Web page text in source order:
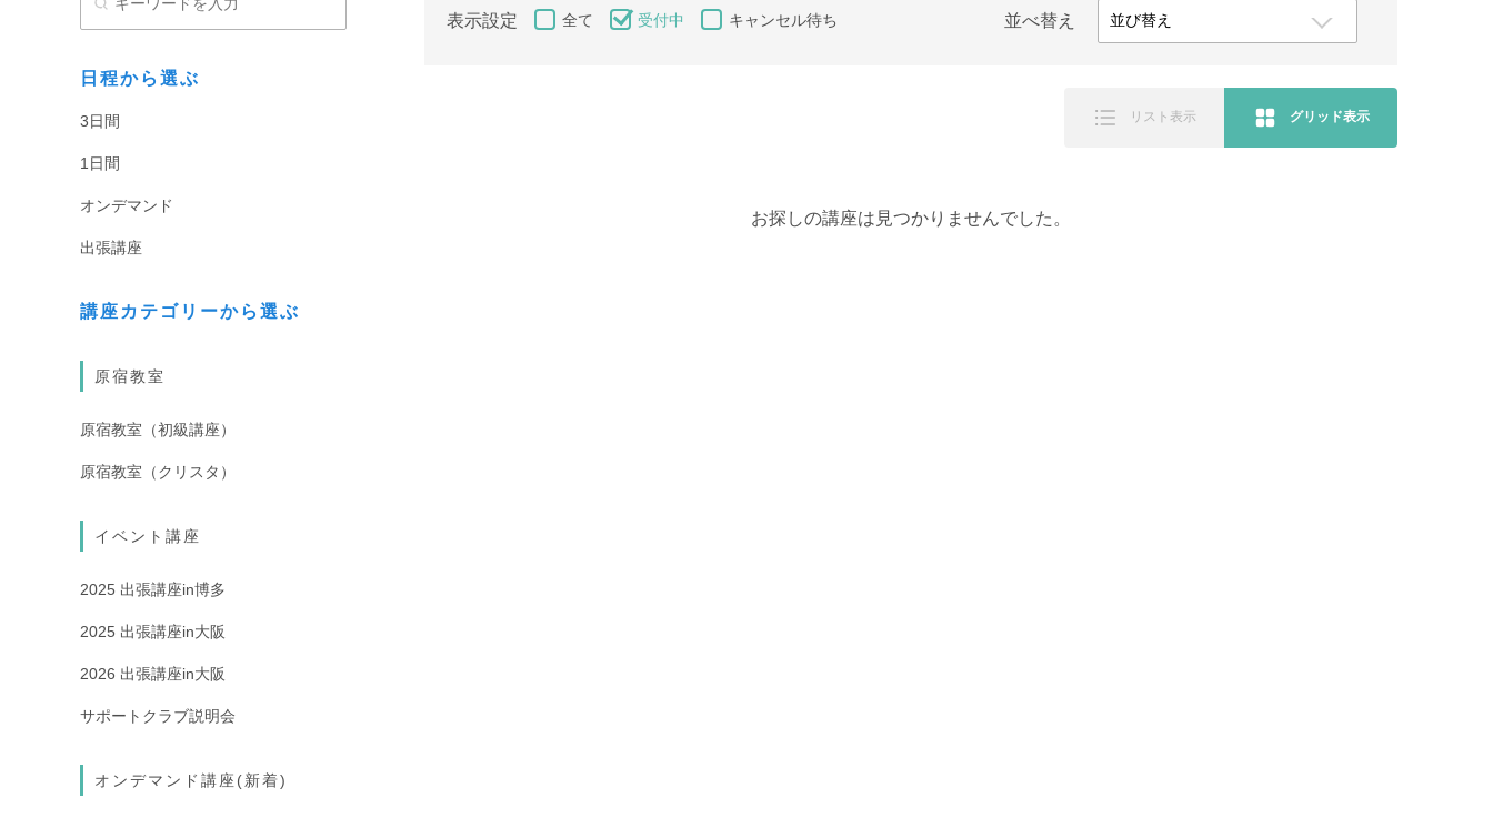
日程から選ぶ
3日間
1日間
オンデマンド
出張講座
講座カテゴリーから選ぶ
原宿教室
原宿教室（初級講座）
原宿教室（クリスタ）
イベント講座
2025 出張講座in博多
2025 出張講座in大阪
2026 出張講座in大阪
サポートクラブ説明会
オンデマンド講座(新着)
表示設定 全て 受付中 キャンセル待ち 並べ替え
リスト表示 グリッド表示
お探しの講座は見つかりませんでした。